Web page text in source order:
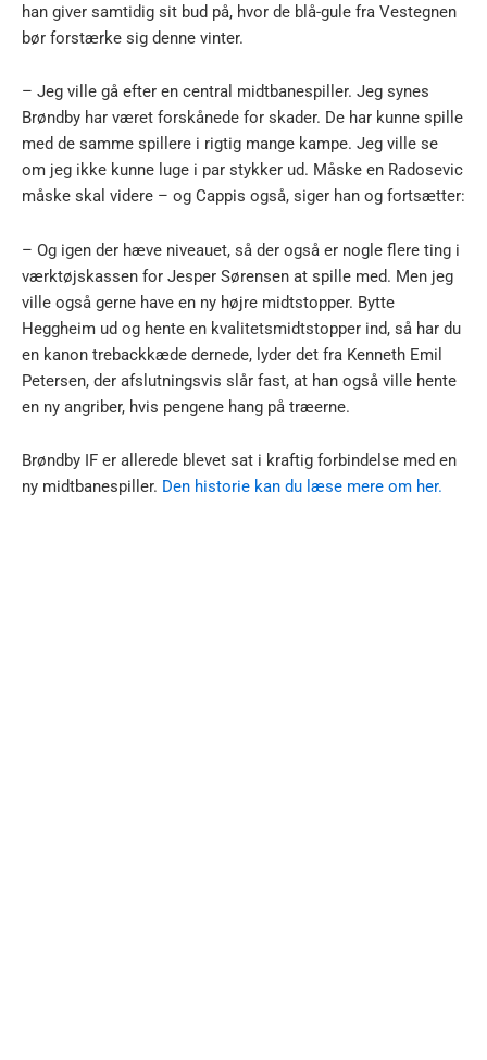
han giver samtidig sit bud på, hvor de blå-gule fra Vestegnen
bør forstærke sig denne vinter.
– Jeg ville gå efter en central midtbanespiller. Jeg synes
Brøndby har været forskånede for skader. De har kunne spille
med de samme spillere i rigtig mange kampe. Jeg ville se
om jeg ikke kunne luge i par stykker ud. Måske en Radosevic
måske skal videre – og Cappis også, siger han og fortsætter:
– Og igen der hæve niveauet, så der også er nogle flere ting i
værktøjskassen for Jesper Sørensen at spille med. Men jeg
ville også gerne have en ny højre midtstopper. Bytte
Heggheim ud og hente en kvalitetsmidtstopper ind, så har du
en kanon trebackkæde dernede, lyder det fra Kenneth Emil
Petersen, der afslutningsvis slår fast, at han også ville hente
en ny angriber, hvis pengene hang på træerne.
Brøndby IF er allerede blevet sat i kraftig forbindelse med en
ny midtbanespiller. Den historie kan du læse mere om her.